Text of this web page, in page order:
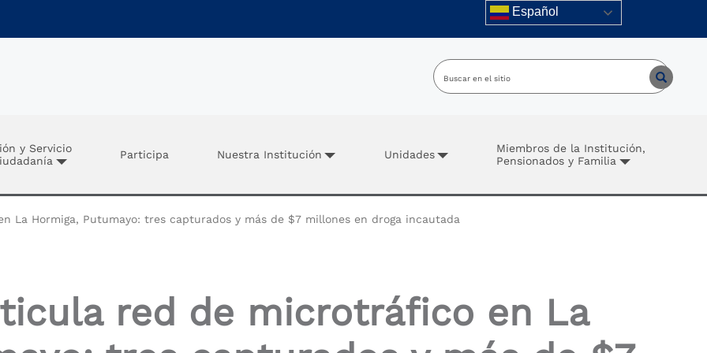
Español
y Servicio
Participa Nuestra Institución Unidades
Miembros de la Institución,
Pensionados y Familia
La Hormiga, Putumayo: tres capturados y más de $7 millones en droga incautada
red de microtráfico en La